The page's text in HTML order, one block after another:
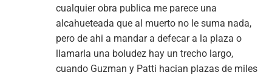
cualquier obra publica me parece una
alcahueteada que al muerto no le suma nada,
pero de ahi a mandar a defecar a la plaza o
llamarla una boludez hay un trecho largo,
cuando Guzman y Patti hacian plazas de miles